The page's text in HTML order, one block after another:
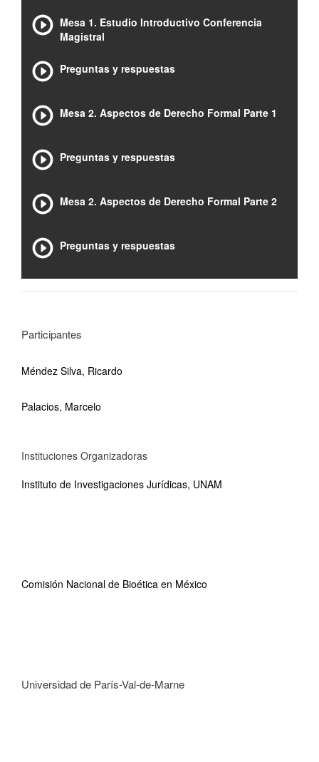
Mesa 1. Estudio Introductivo Conferencia
Magistral
Preguntas y respuestas
Mesa 2. Aspectos de Derecho Formal Parte 1
Preguntas y respuestas
Mesa 2. Aspectos de Derecho Formal Parte 2
Preguntas y respuestas
Participantes
Méndez Silva, Ricardo
Palacios, Marcelo
Instituciones Organizadoras
Instituto de Investigaciones Jurídicas, UNAM
Comisión Nacional de Bioética en México
Universidad de París-Val-de-Marne